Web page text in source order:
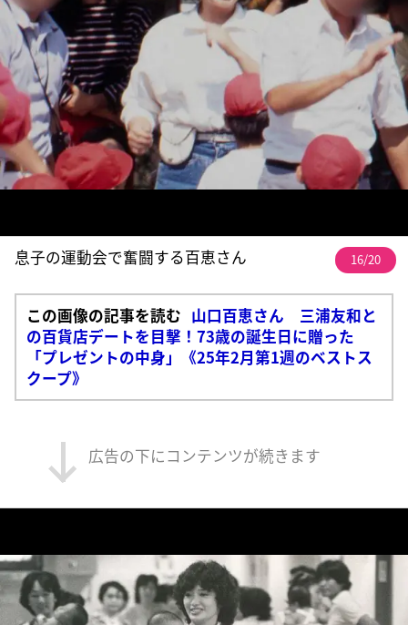
息子の運動会で奮闘する百恵さん 16/20
この画像の記事を読む 山口百恵さん 三浦友和と
の百貨店デートを目撃！73歳の誕生日に贈った
「プレゼントの中身」《25年2月第1週のベストス
クープ》
広告の下にコンテンツが続きます